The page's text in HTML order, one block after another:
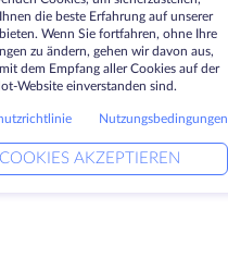
die beste Erfahrung auf unserer
Wenn Sie fortfahren, ohne Ihre
zu ändern, gehen wir davon aus,
dem Empfang aller Cookies auf der
Website einverstanden sind.
Nutzungsbedingungen
COOKIES AKZEPTIEREN